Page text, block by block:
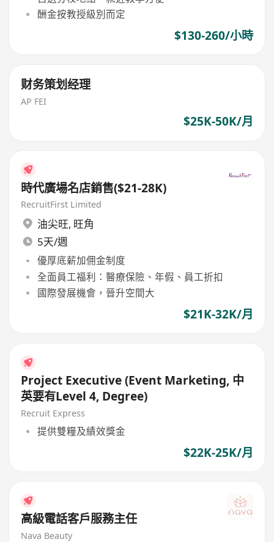
酬金按教授級別而定
$130-260/小時
财务策划经理
AP FEI
$25K-50K/月
時代廣場名店銷售($21-28K)
RecruitFirst Limited
油尖旺, 旺角
5天/週
優厚底薪加佣金制度
全面員工福利：醫療保險、年假、員工折扣
國際發展機會，晉升空間大
$21K-32K/月
Project Executive (Event Marketing, 中
英要有Level 4, Degree)
Recruit Express
提供雙糧及績效獎金
$22K-25K/月
高級電話客戶服務主任
Nava Beauty